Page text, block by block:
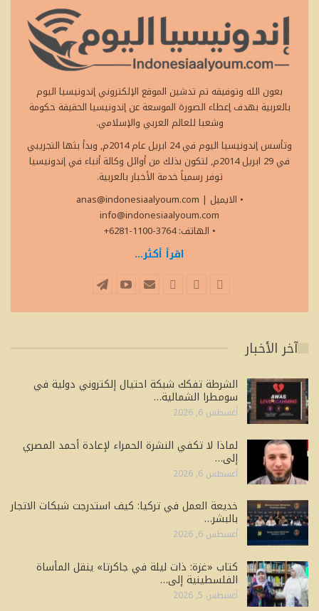
بعون الله وتوفيقه تم تدشين الموقع الإلكتروني إندونيسيا اليوم
بالعربية بهدف إعطاء الصورة الموسعة عن إندونيسيا الحقيقة حكومة
وشعبا للعالم العربي والإسلامي.
وتأسس إندونيسيا اليوم في 24 ابريل عام 2014م, وبدأ بثها التجريبي
في 29 ابريل 2014م, لتكون بذلك من أوائل وكالة أنباء في إندونيسيا
توفر رسمياً خدمة الأخبار بالعربية.
• الايميل
anas@indonesiaalyoum.com |
info@indonesiaalyoum.com
• الهاتف: 3764-1100-6281+
اقرأ أكثر...
آخر الأخبار
الشرطة تفكك شبكة احتيال إلكتروني دولية في
سومطرا الشمالية…
أغسطس 6, 2026
لماذا لا تكفي النشرة الحمراء لإعادة أحمد المصري
إلى…
أغسطس 6, 2026
خديعة العمل في تركيا: كيف استدرجت شبكات الاتجار
بالبشر…
أغسطس 6, 2026
كتاب «غزة: ذات ليلة في جاكرتا» ينقل المأساة
الفلسطينية إلى…
أغسطس 5, 2026